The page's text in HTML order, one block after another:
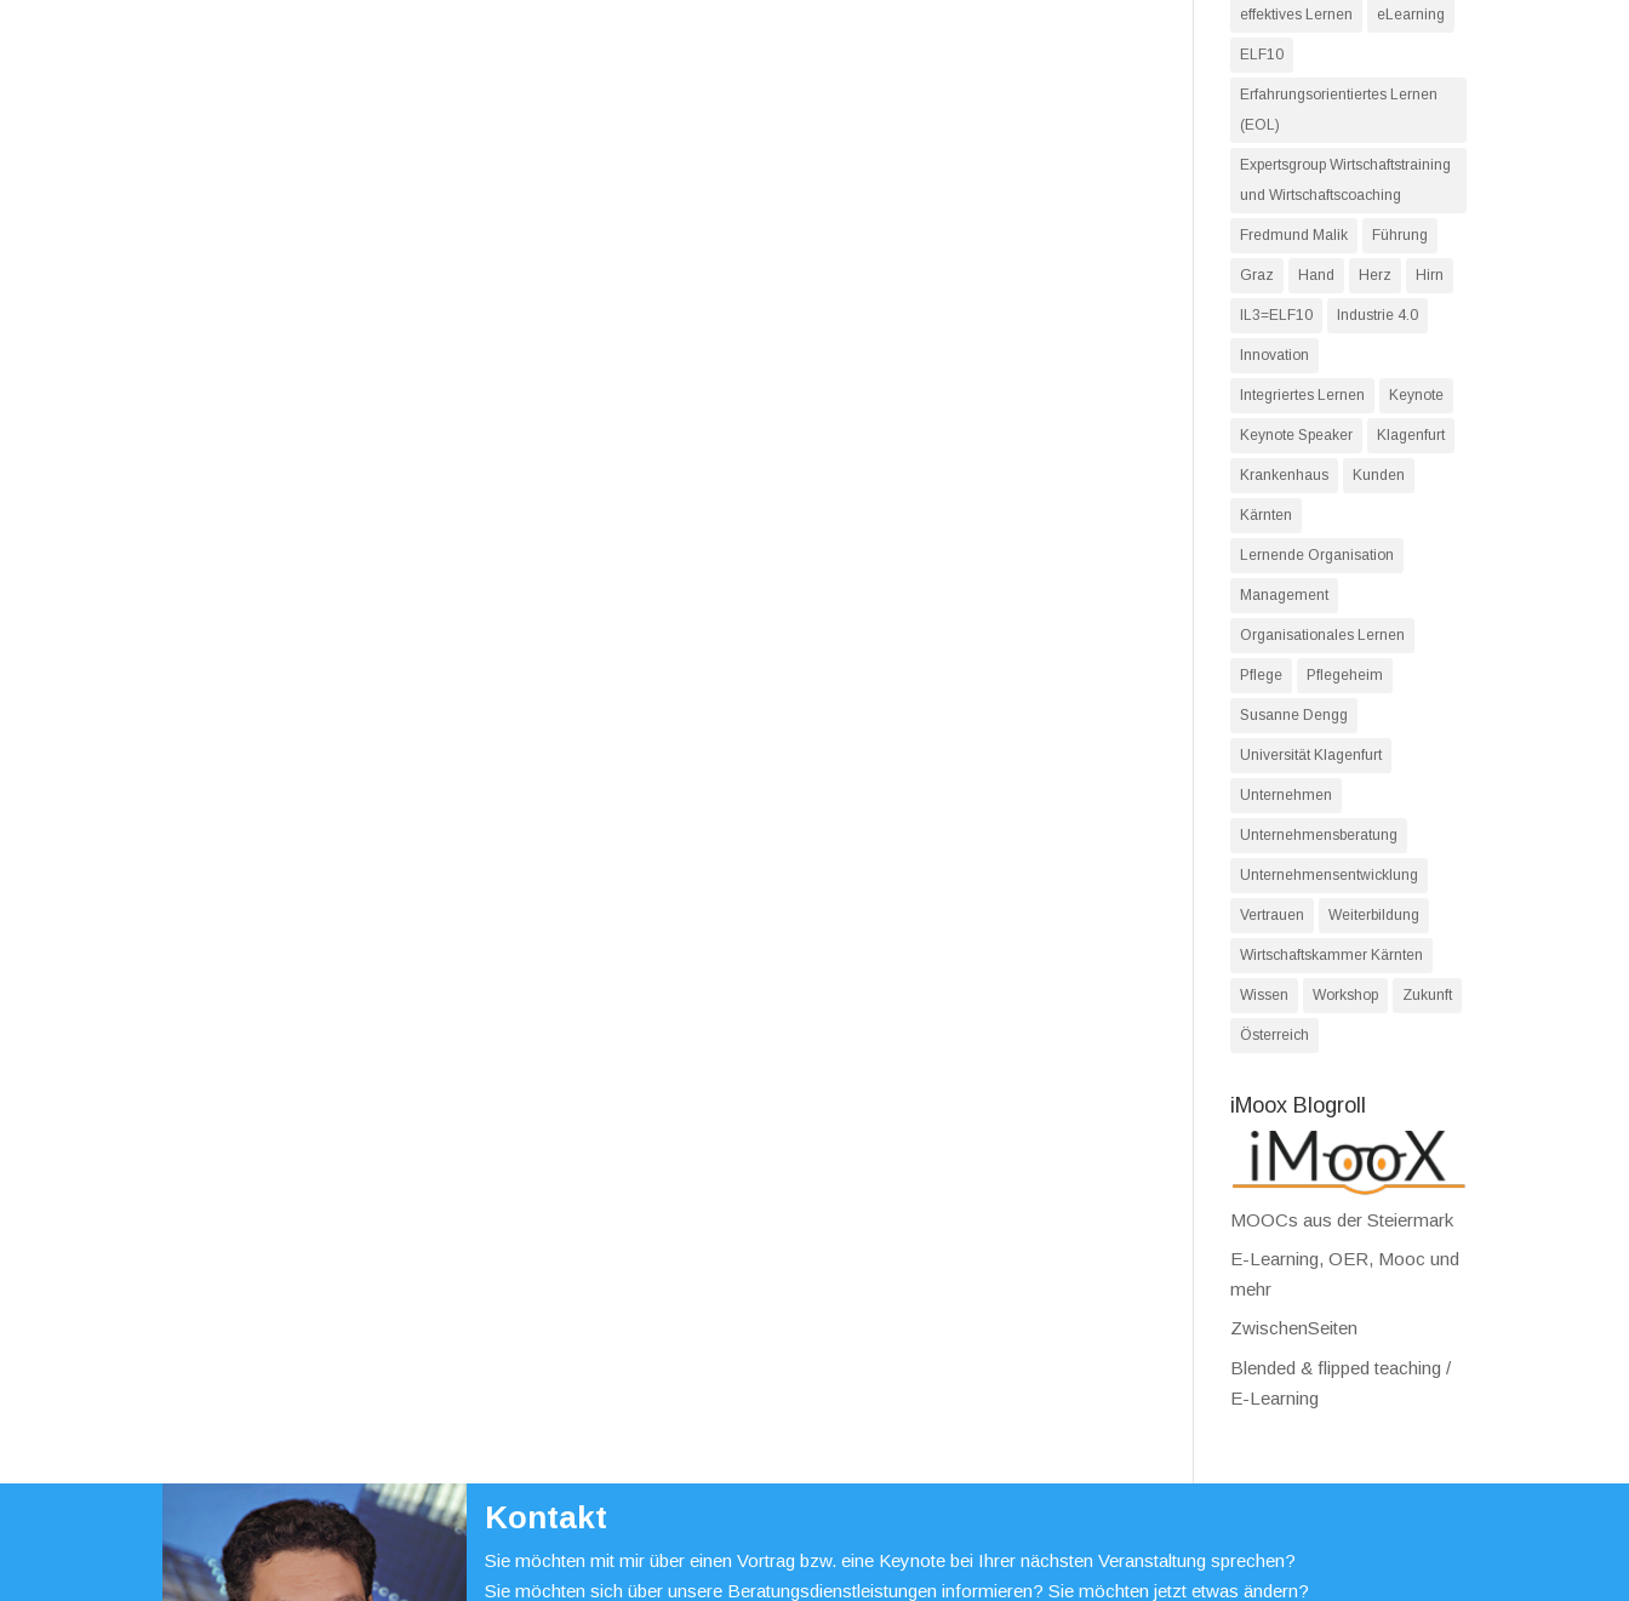
effektives Lernen eLearning
ELF10
Erfahrungsorientiertes Lernen
(EOL)
Expertsgroup Wirtschaftstraining
und Wirtschaftscoaching
Fredmund Malik Führung
Graz Hand Herz Hirn
IL3=ELF10 Industrie 4.0
Innovation
Integriertes Lernen Keynote
Keynote Speaker Klagenfurt
Krankenhaus Kunden
Kärnten
Lernende Organisation
Management
Organisationales Lernen
Pflege Pflegeheim
Susanne Dengg
Universität Klagenfurt
Unternehmen
Unternehmensberatung
Unternehmensentwicklung
Vertrauen Weiterbildung
Wirtschaftskammer Kärnten
Wissen Workshop Zukunft
Österreich
iMoox Blogroll
MOOCs aus der Steiermark
E-Learning, OER, Mooc und
mehr
ZwischenSeiten
Blended & flipped teaching /
E-Learning
Kontakt
Sie möchten mit mir über einen Vortrag bzw. eine Keynote bei Ihrer nächsten Veranstaltung sprechen?
Sie möchten sich über unsere Beratungsdienstleistungen informieren? Sie möchten jetzt etwas ändern?